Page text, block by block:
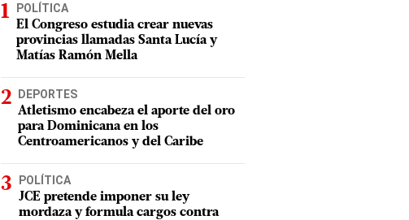
POLÍTICA
El Congreso estudia crear nuevas
provincias llamadas Santa Lucía y
Matías Ramón Mella
DEPORTES
Atletismo encabeza el aporte del oro
para Dominicana en los
Centroamericanos y del Caribe
POLÍTICA
JCE pretende imponer su ley
mordaza y formula cargos contra